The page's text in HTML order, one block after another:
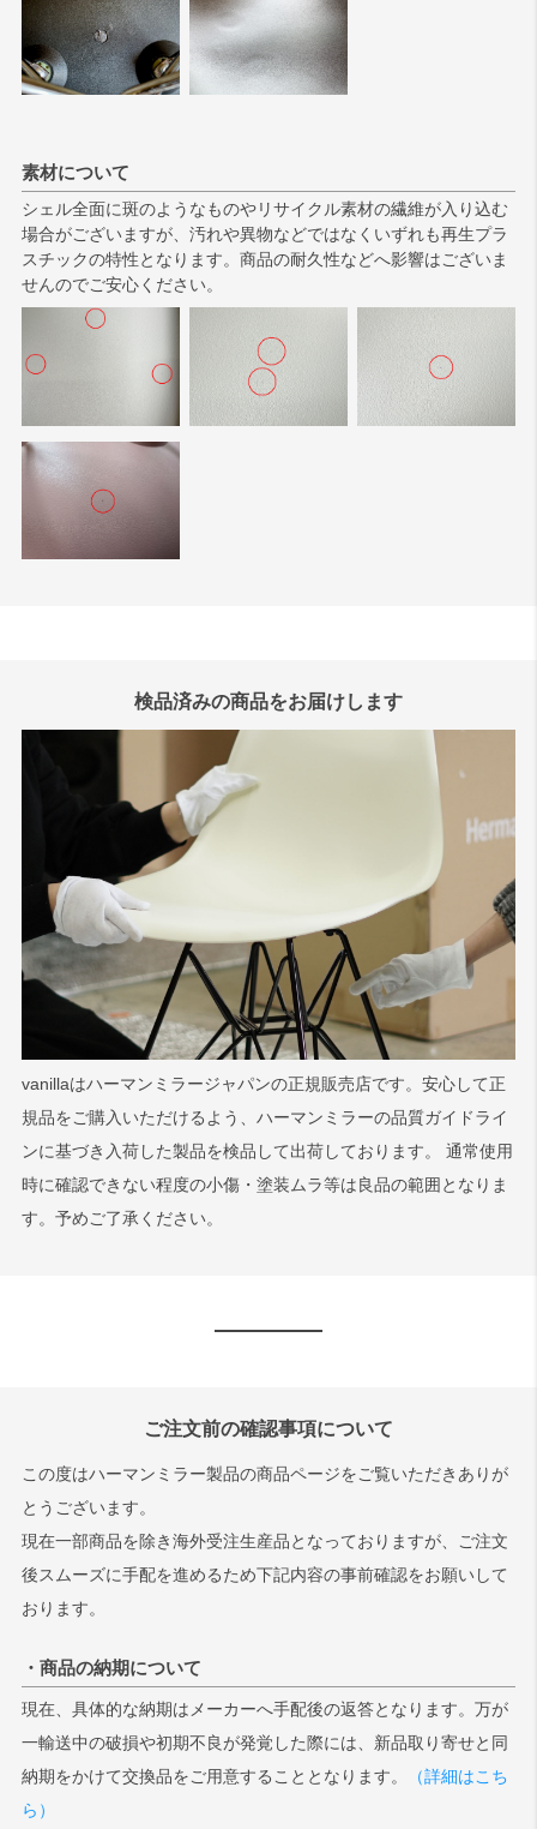
素材について
シェル全面に斑のようなものやリサイクル素材の繊維が入り込む
場合がございますが、汚れや異物などではなくいずれも再生プラ
スチックの特性となります。商品の耐久性などへ影響はございま
せんのでご安心ください。
検品済みの商品をお届けします
vanillaはハーマンミラージャパンの正規販売店です。安心して正
規品をご購入いただけるよう、ハーマンミラーの品質ガイドライ
ンに基づき入荷した製品を検品して出荷しております。 通常使用
時に確認できない程度の小傷・塗装ムラ等は良品の範囲となりま
す。予めご了承ください。
ご注文前の確認事項について
この度はハーマンミラー製品の商品ページをご覧いただきありが
とうございます。
現在一部商品を除き海外受注生産品となっておりますが、ご注文
後スムーズに手配を進めるため下記内容の事前確認をお願いして
おります。
・商品の納期について
現在、具体的な納期はメーカーへ手配後の返答となります。万が
一輸送中の破損や初期不良が発覚した際には、新品取り寄せと同
納期をかけて交換品をご用意することとなります。
（詳細はこち
ら）